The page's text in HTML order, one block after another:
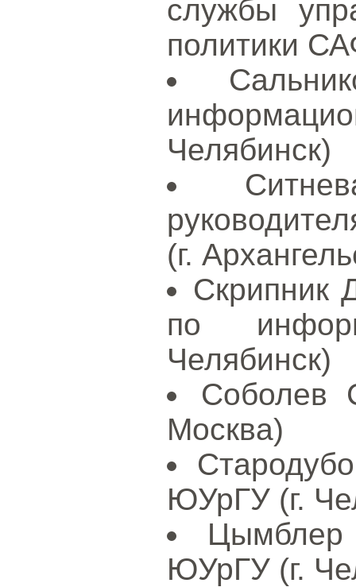
службы
политики
Челябинск)
(г.
Скрипник
по
Челябинск)
Соболев
Москва)
ЮУрГУ (г.
ЮУрГУ (г.